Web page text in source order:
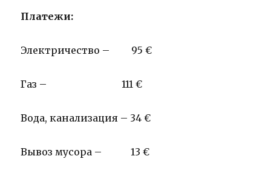
Платежи:
Электричество – 95 €
Газ – 111 €
Вода, канализация – 34 €
Вывоз мусора – 13 €